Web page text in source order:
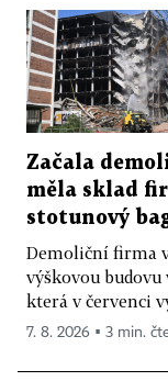
Začala
měla sklad
stotunový
Demoliční firma
výškovou
která v červenci
7. 8. 2026 ▪ 3 min.